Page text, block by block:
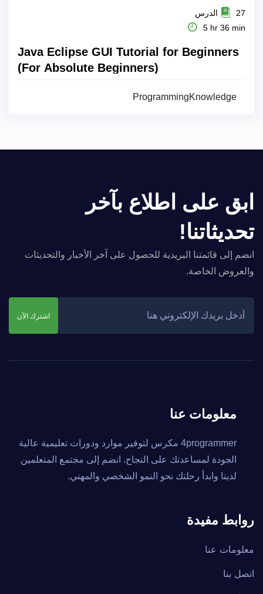
27 الدرس
5 hr 36 min
Java Eclipse GUI Tutorial for Beginners
(For Absolute Beginners)
ProgrammingKnowledge
ابق على اطلاع بآخر
تحديثاتنا!
انضم إلى قائمتنا البريدية للحصول على آخر الأخبار والتحديثات
والعروض الخاصة.
اشترك الآن
معلومات عنا
4programmer مكرس لتوفير موارد ودورات تعليمية عالية
الجودة لمساعدتك على النجاح. انضم إلى مجتمع المتعلمين
لدينا وابدأ رحلتك نحو النمو الشخصي والمهني.
روابط مفيدة
معلومات عنا
اتصل بنا